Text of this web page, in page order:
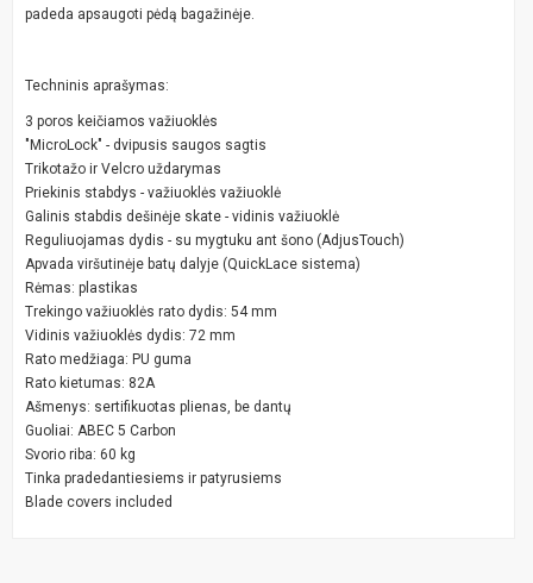
padeda apsaugoti pėdą bagažinėje.
Techninis aprašymas:
3 poros keičiamos važiuoklės
"MicroLock" - dvipusis saugos sagtis
Trikotažo ir Velcro uždarymas
Priekinis stabdys - važiuoklės važiuoklė
Galinis stabdis dešinėje skate - vidinis važiuoklė
Reguliuojamas dydis - su mygtuku ant šono (AdjusTouch)
Apvada viršutinėje batų dalyje (QuickLace sistema)
Rėmas: plastikas
Trekingo važiuoklės rato dydis: 54 mm
Vidinis važiuoklės dydis: 72 mm
Rato medžiaga: PU guma
Rato kietumas: 82A
Ašmenys: sertifikuotas plienas, be dantų
Guoliai: ABEC 5 Carbon
Svorio riba: 60 kg
Tinka pradedantiesiems ir patyrusiems
Blade covers included